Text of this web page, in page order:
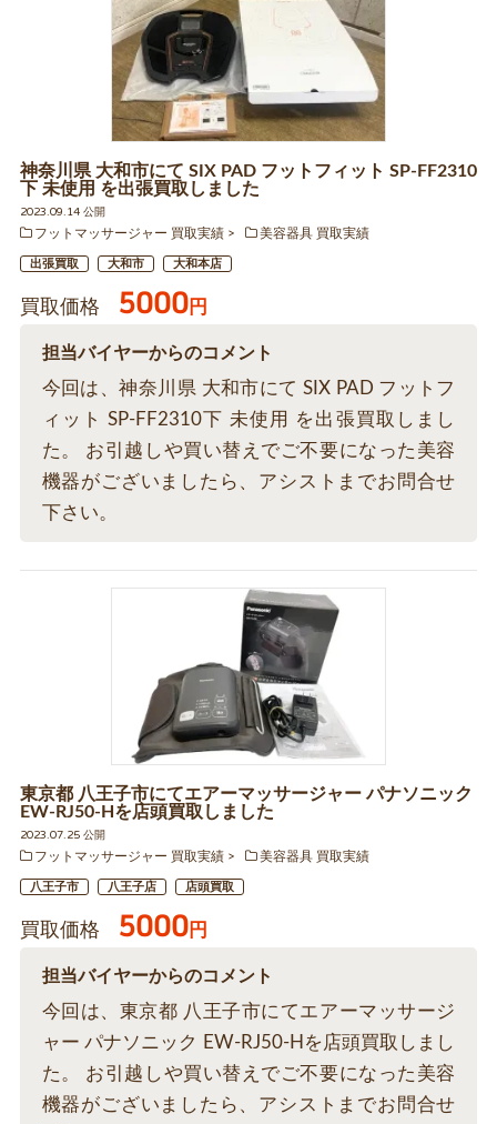
神奈川県 大和市にて SIX PAD フットフィット SP-FF2310
下 未使用 を出張買取しました
2023.09.14 公開
フットマッサージャー 買取実績
美容器具 買取実績
出張買取 大和市 大和本店
買取価格 5000円
担当バイヤーからのコメント
今回は、神奈川県 大和市にて SIX PAD フットフ
ィット SP-FF2310下 未使用 を出張買取しまし
た。 お引越しや買い替えでご不要になった美容
機器がございましたら、アシストまでお問合せ
下さい。
東京都 八王子市にてエアーマッサージャー パナソニック
EW-RJ50-Hを店頭買取しました
2023.07.25 公開
フットマッサージャー 買取実績
美容器具 買取実績
八王子市 八王子店 店頭買取
買取価格 5000円
担当バイヤーからのコメント
今回は、東京都 八王子市にてエアーマッサージ
ャー パナソニック EW-RJ50-Hを店頭買取しまし
た。 お引越しや買い替えでご不要になった美容
機器がございましたら、アシストまでお問合せ